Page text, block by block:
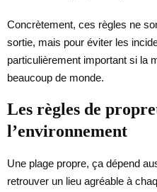
Concrètement, ces règles ne
sortie, mais pour éviter les
particulièrement important si la
beaucoup de monde.
Les règles de
l’environnement
Une plage propre, ça dépend
retrouver un lieu agréable à